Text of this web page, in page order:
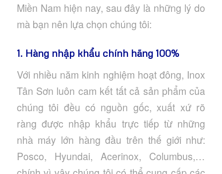
Miền Nam hiện nay, sau đây là những lý do
mà bạn nên lựa chọn chúng tôi:
1. Hàng nhập khẩu chính hãng 100%
Với nhiều năm kinh nghiệm hoạt đông, Inox
Tân Sơn luôn cam kết tất cả sản phẩm của
chúng tôi đều có nguồn gốc, xuất xứ rõ
ràng được nhập khẩu trực tiếp từ những
nhà máy lớn hàng đầu trên thế giới như:
Posco, Hyundai, Acerinox, Columbus,…